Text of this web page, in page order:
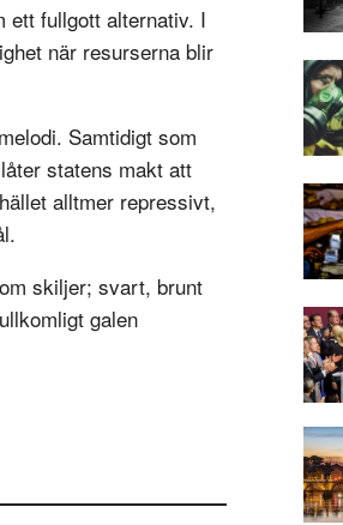
ett fullgott alternativ. I
när resurserna blir
Samtidigt som
statens makt att
alltmer repressivt,
skiljer; svart, brunt
galen